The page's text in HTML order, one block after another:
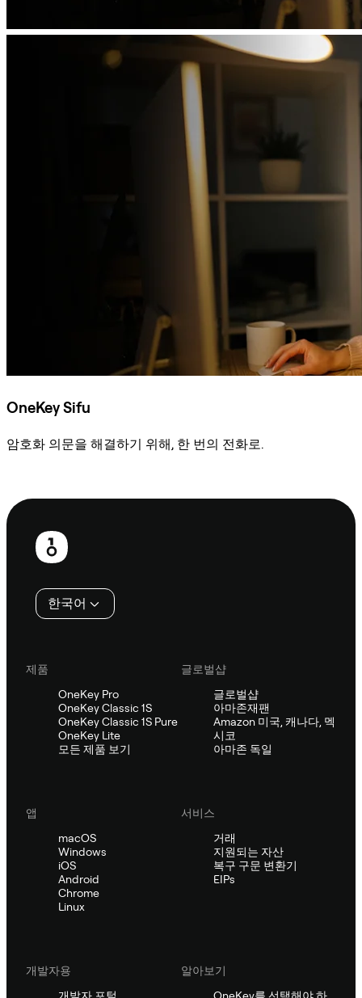
OneKey Sifu
암호화 의문을 해결하기 위해, 한 번의 전화로.
보
한국어
제품
OneKey Pro
OneKey Classic 1S
OneKey Classic 1S Pure
OneKey Lite
모든 제품 보기
글로벌샵
글로벌샵
아마존재팬
Amazon 미국, 캐나다, 멕
시코
아마존 독일
앱
macOS
Windows
iOS
Android
Chrome
Linux
서비스
거래
지원되는 자산
복구 구문 변환기
EIPs
개발자용
개발자 포털
알아보기
OneKey를 선택해야 하